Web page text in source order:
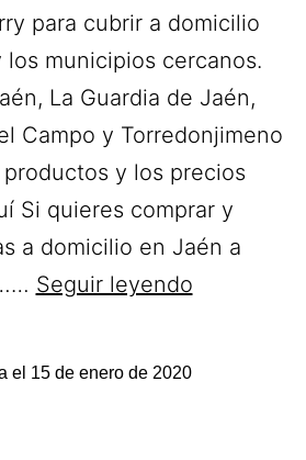
para cubrir a domicilio
los municipios cercanos.
La Guardia de Jaén,
Campo y Torredonjimeno
productos y los precios
Si quieres comprar y
a domicilio en Jaén a
Seguir leyendoPastelería
el 15 de enero de 2020